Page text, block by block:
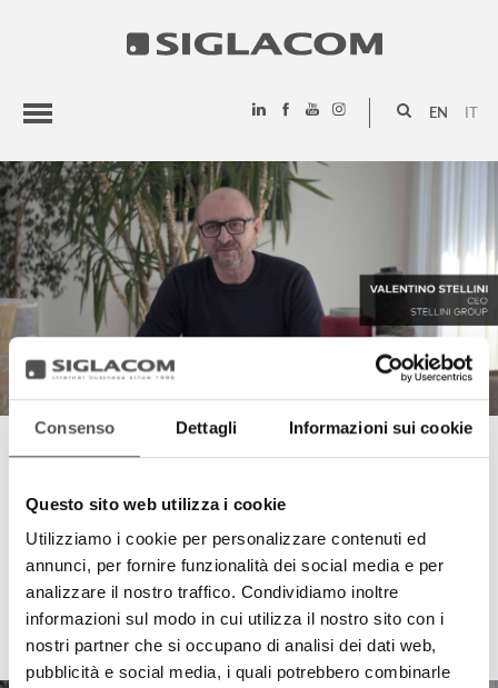
Consenso Dettagli Informazioni sui cookie
Questo sito web utilizza i cookie
Utilizziamo i cookie per personalizzare contenuti ed
annunci, per fornire funzionalità dei social media e per
analizzare il nostro traffico. Condividiamo inoltre
informazioni sul modo in cui utilizza il nostro sito con i
nostri partner che si occupano di analisi dei dati web,
pubblicità e social media, i quali potrebbero combinarle
EN
HIGHLIGHTS
PROJECTS
SIGLACOM
VALENTINO STELLINI
HIGHLIGHTS